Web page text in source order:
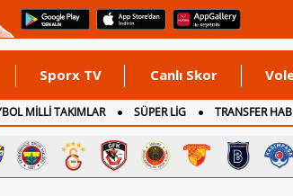
Sporx TV Canlı Skor
MİLLİ TAKIMLAR SÜPER LİG TRANSFER